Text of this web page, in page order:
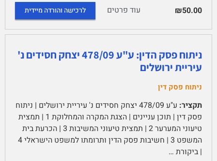
₪50.00
עוד פרטים לרכישה והורדה מיידית
ניתוח פסק הדין: ע"ע 478/09 יצחק חסידים נ'
עיריית ירושלים
ניתוח פסק דין
תקציר:
ע"ע 478/09 יצחק חסידים נ' עיריית ירושלים | ניתוח
פסק דין | תוכן עניינים | הצגת המקרה והמחלוקת 1 | תמצית
טיעוני המערער 2 | תמצית טיעוני המשיבות 3 | הכרעת בית
המשפט 3 | חשיבות פסק הדין ותרומתו למשפט הישראלי 4
| ביקורת …